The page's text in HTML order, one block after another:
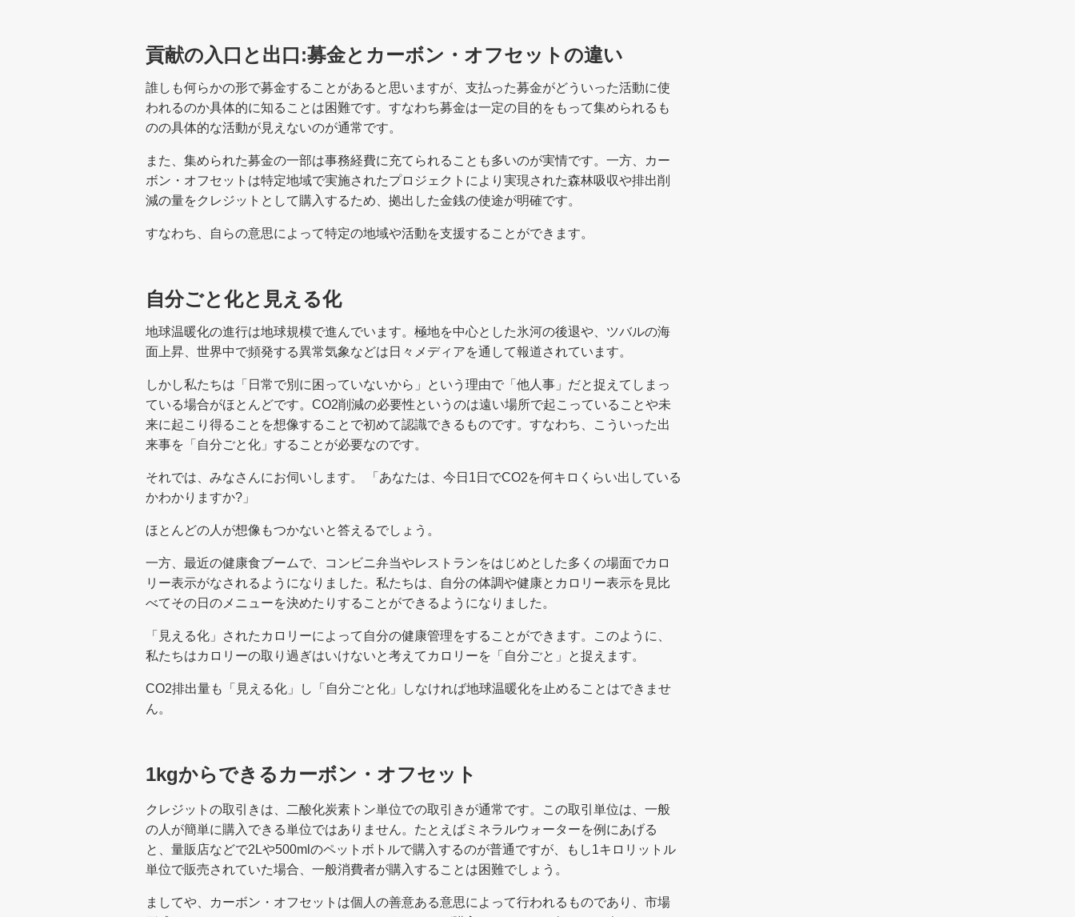
貢献の入口と出口:募金とカーボン・オフセットの違い
誰しも何らかの形で募金することがあると思いますが、支払った募金がどういった活動に使
われるのか具体的に知ることは困難です。すなわち募金は一定の目的をもって集められるも
のの具体的な活動が見えないのが通常です。
また、集められた募金の一部は事務経費に充てられることも多いのが実情です。一方、カー
ボン・オフセットは特定地域で実施されたプロジェクトにより実現された森林吸収や排出削
減の量をクレジットとして購入するため、拠出した金銭の使途が明確です。
すなわち、自らの意思によって特定の地域や活動を支援することができます。
自分ごと化と見える化
地球温暖化の進行は地球規模で進んでいます。極地を中心とした氷河の後退や、ツバルの海
面上昇、世界中で頻発する異常気象などは日々メディアを通して報道されています。
しかし私たちは「日常で別に困っていないから」という理由で「他人事」だと捉えてしまっ
ている場合がほとんどです。CO2削減の必要性というのは遠い場所で起こっていることや未
来に起こり得ることを想像することで初めて認識できるものです。すなわち、こういった出
来事を「自分ごと化」することが必要なのです。
それでは、みなさんにお伺いします。 「あなたは、今日1日でCO2を何キロくらい出している
かわかりますか?」
ほとんどの人が想像もつかないと答えるでしょう。
一方、最近の健康食ブームで、コンビニ弁当やレストランをはじめとした多くの場面でカロ
リー表示がなされるようになりました。私たちは、自分の体調や健康とカロリー表示を見比
べてその日のメニューを決めたりすることができるようになりました。
「見える化」されたカロリーによって自分の健康管理をすることができます。このように、
私たちはカロリーの取り過ぎはいけないと考えてカロリーを「自分ごと」と捉えます。
CO2排出量も「見える化」し「自分ごと化」しなければ地球温暖化を止めることはできませ
ん。
1kgからできるカーボン・オフセット
クレジットの取引きは、二酸化炭素トン単位での取引きが通常です。この取引単位は、一般
の人が簡単に購入できる単位ではありません。たとえばミネラルウォーターを例にあげる
と、量販店などで2Lや500mlのペットボトルで購入するのが普通ですが、もし1キロリットル
単位で販売されていた場合、一般消費者が購入することは困難でしょう。
ましてや、カーボン・オフセットは個人の善意ある意思によって行われるものであり、市場